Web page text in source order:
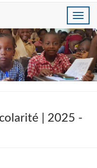
Toggle
| 2025 -